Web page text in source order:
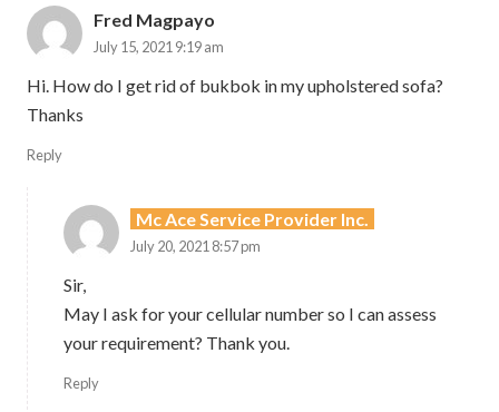
Fred Magpayo
July 15, 2021 9:19 am
Hi. How do I get rid of bukbok in my upholstered sofa?
Thanks
Reply
Mc Ace Service Provider Inc.
July 20, 2021 8:57 pm
Sir,
May I ask for your cellular number so I can assess
your requirement? Thank you.
Reply